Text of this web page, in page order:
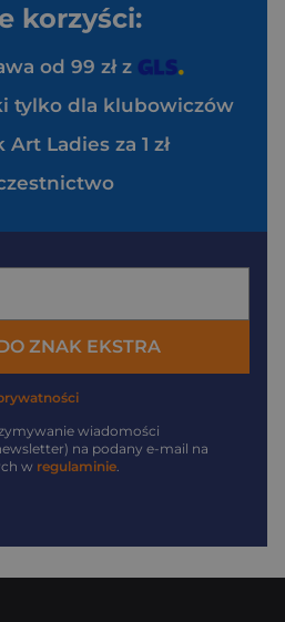
korzyści:
od 99 zł z
tylko dla klubowiczów
Ladies za 1 zł
ZNAK EKSTRA
wiadomości
na podany e-mail na
w regulaminie